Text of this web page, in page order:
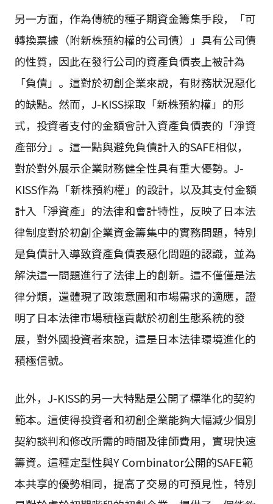
另一方面，作為傳統的種子期資金籌集手段，「可
轉換票據（附新株預約權的公司債）」具有公司債
的性質，因此在發行公司的資產負債表上被計為
「負債」。這對於初創企業來說，有財務狀況惡化
的缺點。然而，J-KISS採取「新株預約權」的形
式，投資者支付的金額會計入資產負債表的「淨資
產部分」。這一點與避免負債計入的SAFE相似，
對於對外展示企業財務健全性具有重大優勢。J-
KISS作為「新株預約權」的設計，以及其支付金額
計入「淨資產」的法律和會計特性，反映了日本法
律制度對於初創企業資金籌集中的實務問題，特別
是負債計入導致資產負債表惡化問題的認識，並為
解決這一問題進行了法律上的創新。這不僅僅是法
律分類，還體現了政策意圖和市場需求的適應，證
明了日本法律市場積極貢獻於初創生態系統的發
展，對外國投資者來說，這是日本法律環境進化的
積極信號。
此外，J-KISS的另一大特點是公開了標準化的契約
範本。這使得投資者和初創企業能夠大幅減少個別
契約談判和修改所需的時間及律師費用，實現快速
籌資。這種定型性與Y Combinator公開的SAFE範
本共享的優勢相同，提高了交易的可預見性，特別